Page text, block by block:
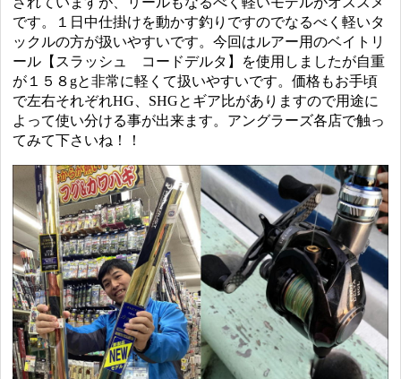
です。１日中仕掛けを動かす釣りですのでなるべく軽いタ
ックルの方が扱いやすいです。今回はルアー用のベイトリ
ール【スラッシュ コードデルタ】を使用しましたが自重
が１５８gと非常に軽くて扱いやすいです。価格もお手頃
で左右それぞれHG、SHGとギア比がありますので用途に
よって使い分ける事が出来ます。アングラーズ各店で触っ
てみて下さいね！！